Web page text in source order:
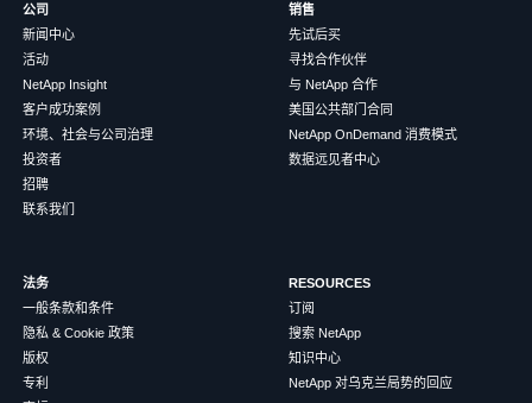
公司
新闻中心
活动
NetApp Insight
客户成功案例
环境、社会与公司治理
投资者
招聘
联系我们
销售
先试后买
寻找合作伙伴
与 NetApp 合作
美国公共部门合同
NetApp OnDemand 消费模式
数据远见者中心
法务
一般条款和条件
隐私 & Cookie 政策
版权
专利
RESOURCES
订阅
搜索 NetApp
知识中心
NetApp 对乌克兰局势的回应